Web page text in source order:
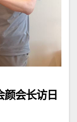
会长访日